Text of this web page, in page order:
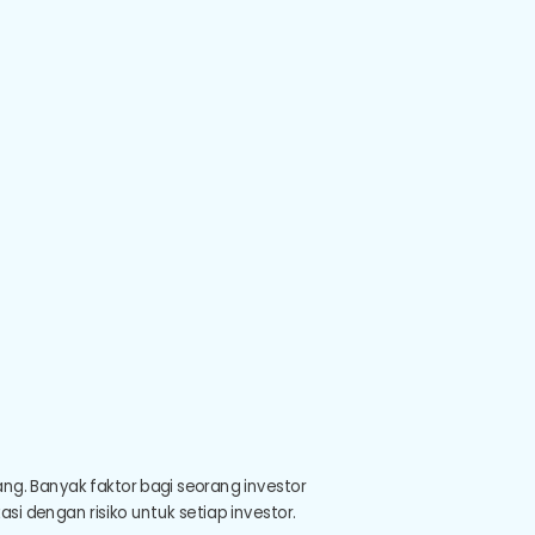
Banyak faktor bagi seorang investor
dengan risiko untuk setiap investor.